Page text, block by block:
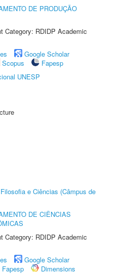
DE PRODUÇÃO
Category: RDIDP Academic
Google Scholar
Scopus
Fapesp
UNESP
e Ciências (Câmpus de
DE CIÊNCIAS
Category: RDIDP Academic
Google Scholar
Fapesp
Dimensions